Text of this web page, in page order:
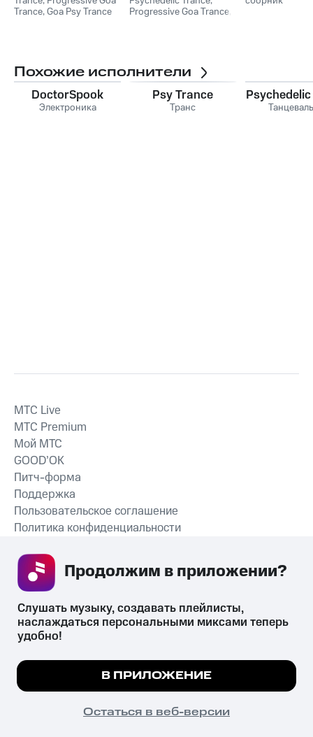
Selling Chart Hits +
Trance,Goa Psy Trance
Best Selling Chart
Progressive Goa Trance,
Похожие исполнители
DoctorSpook
Электроника
Psy Trance
Транс
СКАЧАТЬ ПРИЛОЖЕНИЕ
MTС Live
MTС Premium
Мой МТС
GOOD’OK
Питч-форма
Поддержка
Пользовательское соглашение
Политика конфиденциальности
психотропных веществ, их аналогов причиняет вред здоровью,
их незаконный оборот запрещён и влечёт установленную
законодательством ответственность.
© 2026 ООО «КИОН».
Все права защищены
Мы используем куки, чтобы на сайте все
Подробнее
ПОНЯТНО
Слушать музыку, создавать плейлисты,
наслаждаться персональными миксами теперь
удобно!
В ПРИЛОЖЕНИЕ
Остаться в веб-версии